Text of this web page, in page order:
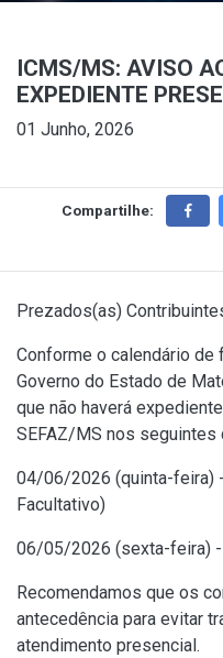
ICMS/MS: AVISO
EXPEDIENTE
01 Junho, 2026
Compartilhe:
Prezados(as)
Conforme o calendário
Governo do Estado de
que não haverá
SEFAZ/MS nos seguintes
04/06/2026 (quinta-feira)
Facultativo)
06/05/2026 (sexta-feira)
Recomendamos que os
antecedência para evitar
atendimento presencial.